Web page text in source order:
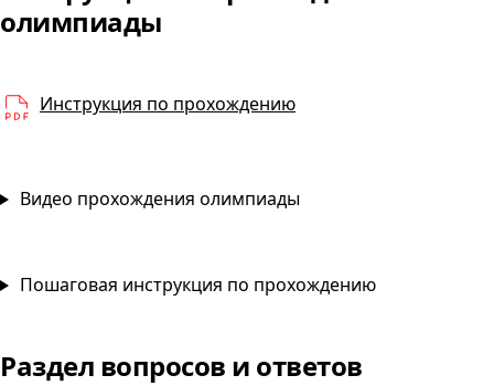
олимпиадыМонтаж и
Инструкция по прохождению
PDF
Видео прохождения олимпиады
Пошаговая инструкция по прохождению
Раздел вопросов и ответов